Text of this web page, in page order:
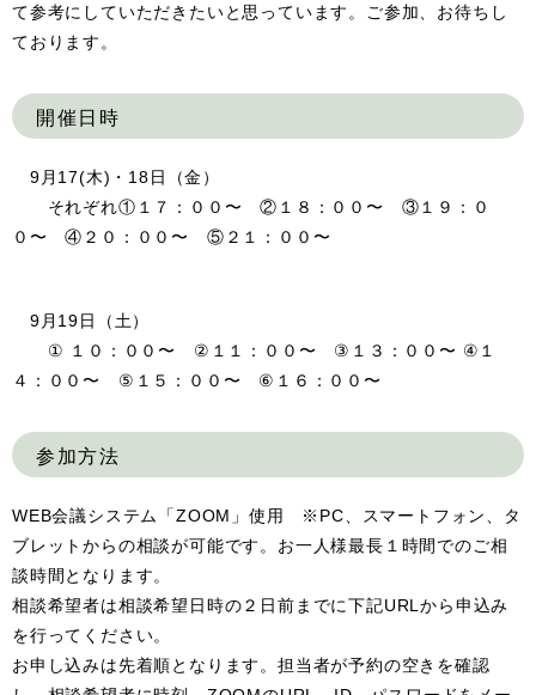
て参考にしていただきたいと思っています。ご参加、お待ちし
ております。
開催日時
9月17(木)・18日（金）
それぞれ①１７：００〜 ②１８：００〜 ③１９：０
０〜 ④２０：００〜 ⑤２１：００〜
9月19日（土）
① １０：００〜 ②１１：００〜 ③１３：００〜 ④１
４：００〜 ⑤１５：００〜 ⑥１６：００〜
参加方法
WEB会議システム「ZOOM」使用 ※PC、スマートフォン、タ
ブレットからの相談が可能です。お一人様最長１時間でのご相
談時間となります。
相談希望者は相談希望日時の２日前までに下記URLから申込み
を行ってください。
お申し込みは先着順となります。担当者が予約の空きを確認